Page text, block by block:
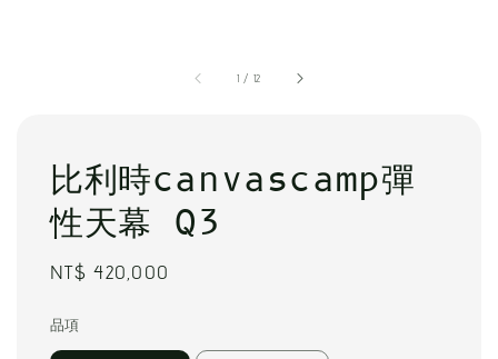
1 / 12
比利時canvascamp彈
性天幕 Q3
Regular
NT$ 420,000
品項